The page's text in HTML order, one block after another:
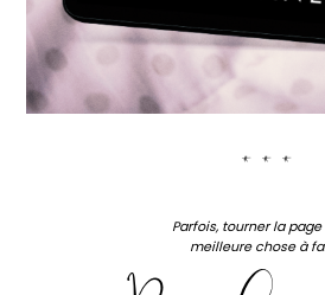
***
Parfois, tourner la
meilleure chose à